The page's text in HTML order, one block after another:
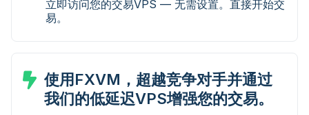
立即访问您的交易VPS — 无需设置。直接开始交
易。
使用FXVM，超越竞争对手并通过
我们的低延迟VPS增强您的交易。